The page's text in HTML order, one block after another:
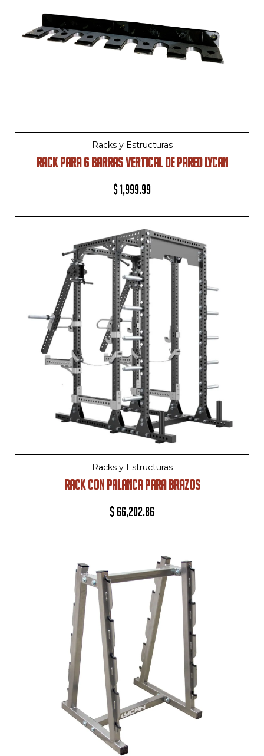
Racks y Estructuras
RACK PARA 6 BARRAS VERTICAL DE PARED LYCAN
$1,999.99
Racks y Estructuras
RACK CON PALANCA PARA BRAZOS
$ 66,202.86